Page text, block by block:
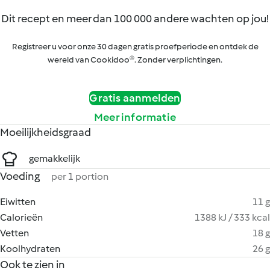
Dit recept en meer dan 100 000 andere wachten op jou!
Registreer u voor onze 30 dagen gratis proefperiode en ontdek de
wereld van Cookidoo®. Zonder verplichtingen.
Gratis aanmelden
Meer informatie
Moeilijkheidsgraad
gemakkelijk
Voeding per 1 portion
Eiwitten
11 g
Calorieën
1388 kJ / 333 kcal
Vetten
18 g
Koolhydraten
26 g
Ook te zien in